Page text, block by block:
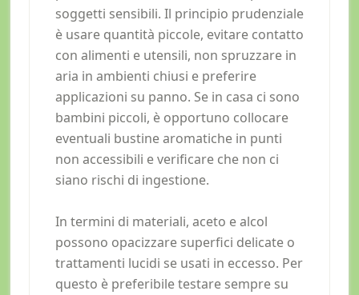
soggetti sensibili. Il principio prudenziale
è usare quantità piccole, evitare contatto
con alimenti e utensili, non spruzzare in
aria in ambienti chiusi e preferire
applicazioni su panno. Se in casa ci sono
bambini piccoli, è opportuno collocare
eventuali bustine aromatiche in punti
non accessibili e verificare che non ci
siano rischi di ingestione.
In termini di materiali, aceto e alcol
possono opacizzare superfici delicate o
trattamenti lucidi se usati in eccesso. Per
questo è preferibile testare sempre su